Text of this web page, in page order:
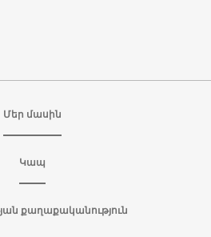
Մեր մասին
Կապ
քաղաքականություն